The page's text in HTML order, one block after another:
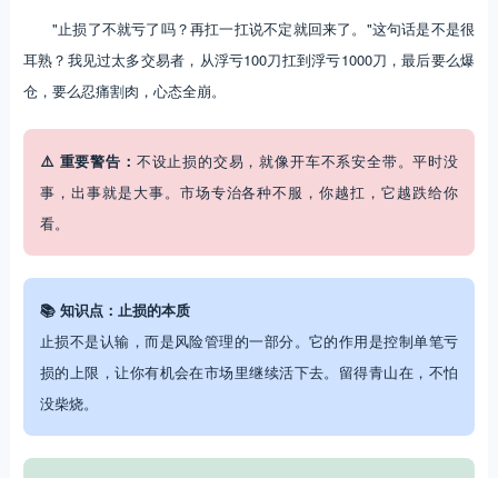
"止损了不就亏了吗？再扛一扛说不定就回来了。"这句话是不是很
耳熟？我见过太多交易者，从浮亏100刀扛到浮亏1000刀，最后要么爆
仓，要么忍痛割肉，心态全崩。
⚠️ 重要警告： 不设止损的交易，就像开车不系安全带。平时没
事，出事就是大事。市场专治各种不服，你越扛，它越跌给你
看。
📚 知识点：止损的本质
止损不是认输，而是风险管理的一部分。它的作用是控制单笔亏
损的上限，让你有机会在市场里继续活下去。留得青山在，不怕
没柴烧。